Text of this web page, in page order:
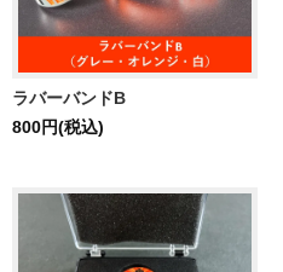
ラバーバンドB
800円(税込)